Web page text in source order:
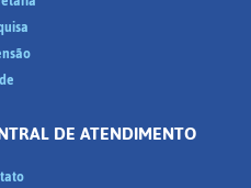
DE ATENDIMENTO